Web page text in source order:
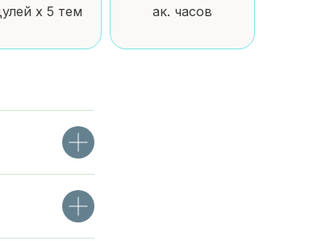
ак. часов
x 5 тем